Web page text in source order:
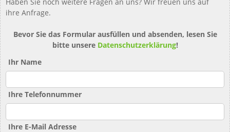
ihre Anfrage.
Bevor Sie das Formular ausfüllen und absenden, lesen Sie
bitte unsere Datenschutzerklärung!
Ihr Name
Ihre Telefonnummer
Ihre E-Mail Adresse